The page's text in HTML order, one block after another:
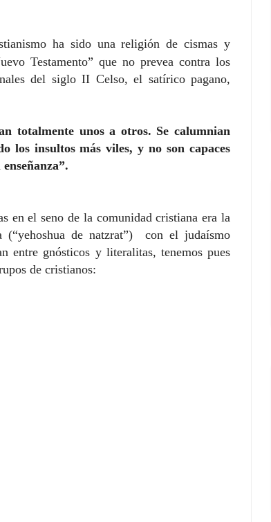
ha sido una religión de cismas y
Testamento” que no prevea contra los
del siglo II Celso, el satírico pagano,
totalmente unos a otros. Se calumnian
los insultos más viles, y no son capaces
en el seno de la comunidad cristiana era la
(“yehoshua de natzrat”) con el judaísmo
entre gnósticos y literalitas, tenemos pues
de cristianos: